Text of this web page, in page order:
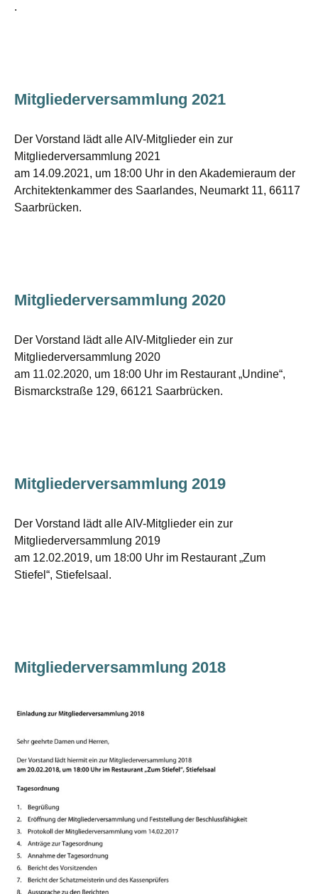
.
Mitgliederversammlung 2021
Der Vorstand lädt alle AIV-Mitglieder ein zur
Mitgliederversammlung 2021
am 14.09.2021, um 18:00 Uhr in den Akademieraum der
Architektenkammer des Saarlandes, Neumarkt 11, 66117
Saarbrücken.
Mitgliederversammlung 2020
Der Vorstand lädt alle AIV-Mitglieder ein zur
Mitgliederversammlung 2020
am 11.02.2020, um 18:00 Uhr im Restaurant „Undine“,
Bismarckstraße 129, 66121 Saarbrücken.
Mitgliederversammlung 2019
Der Vorstand lädt alle AIV-Mitglieder ein zur
Mitgliederversammlung 2019
am 12.02.2019, um 18:00 Uhr im Restaurant „Zum
Stiefel“, Stiefelsaal.
Mitgliederversammlung 2018